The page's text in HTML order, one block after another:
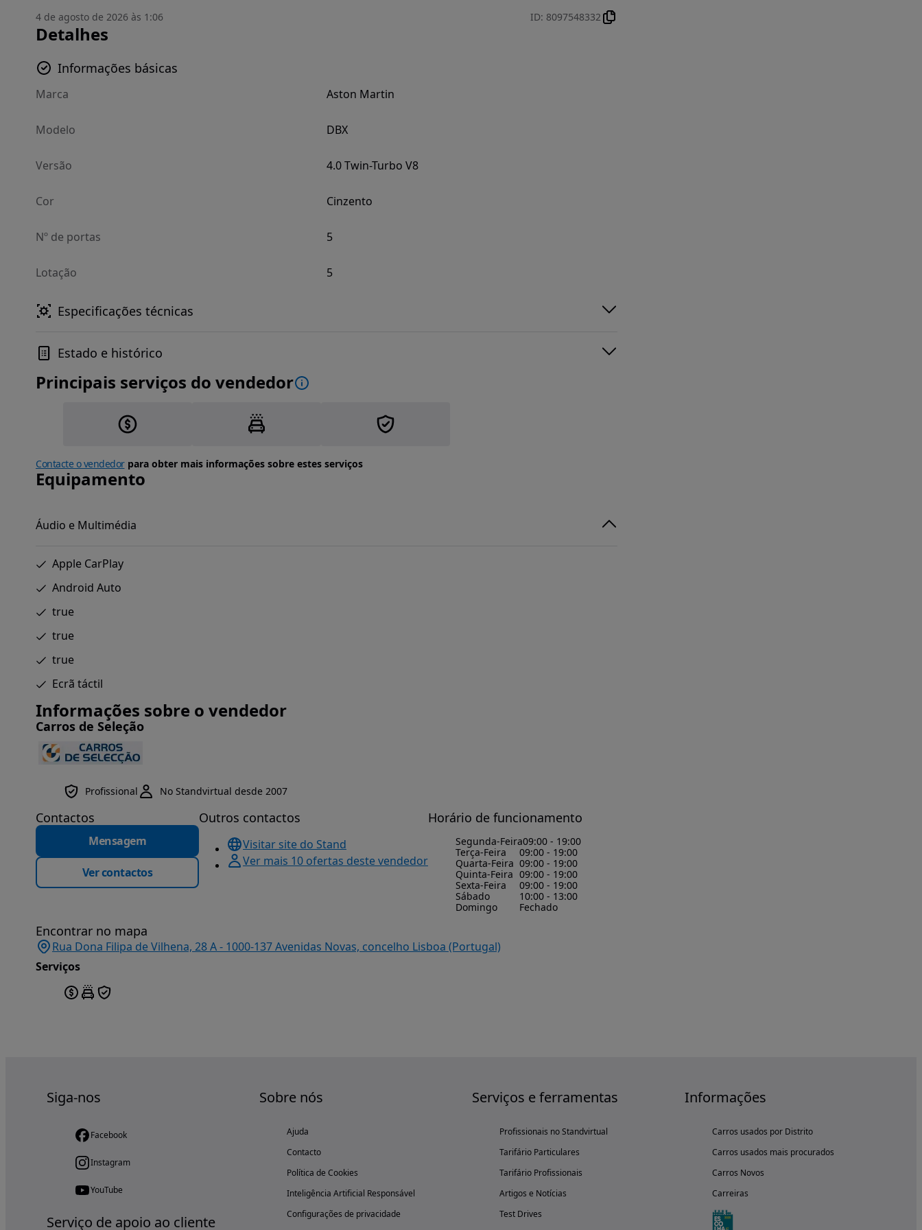
4 de agosto de 2026 às 1:06 ID: 8097548332
Detalhes
Informações básicas
Marca Aston Martin
Modelo DBX
Versão 4.0 Twin-Turbo V8
Cor Cinzento
Nº de portas 5
Lotação 5
Especificações técnicas
Estado e histórico
Principais serviços do vendedor
Contacte o vendedorpara obter mais informações sobre estes serviços
Equipamento
Áudio e Multimédia
Apple CarPlay
Android Auto
true
true
true
Ecrã táctil
Informações sobre o vendedor
Carros de Seleção
Profissional No Standvirtual desde 2007
Contactos
Mensagem
Ver contactos
Outros contactos
Visitar site do Stand
Ver mais 10 ofertas deste vendedor
Horário de funcionamento
Segunda-Feira09:00 - 19:00
Terça-Feira
09:00 - 19:00
Quarta-Feira 09:00 - 19:00
Quinta-Feira 09:00 - 19:00
Sexta-Feira
09:00 - 19:00
Sábado
10:00 - 13:00
Domingo
Fechado
Encontrar no mapa
Rua Dona Filipa de Vilhena, 28 A - 1000-137 Avenidas Novas, concelho Lisboa (Portugal)
Serviços
Siga-nos
Facebook
Instagram
YouTube
Serviço de apoio ao cliente
Sobre nós
Ajuda
Contacto
Política de Cookies
Inteligência Artificial Responsável
Configurações de privacidade
Serviços e ferramentas
Profissionais no Standvirtual
Tarifário Particulares
Tarifário Profissionais
Artigos e Notícias
Test Drives
Informações
Carros usados por Distrito
Carros usados mais procurados
Carros Novos
Carreiras